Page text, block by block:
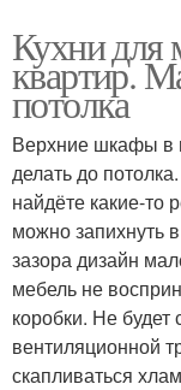
Кухни для
квартир.
потолка
Верхние шкафы в
делать до
найдёте какие-то
можно запихнуть
зазора дизайн
мебель не
коробки. Не будет
вентиляционной
скапливаться